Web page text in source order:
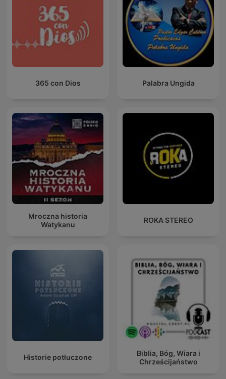
365 con Dios Palabra Ungida
Mroczna historia
Watykanu
ROKA STEREO
Historie potłuczone
Biblia, Bóg, Wiara i
Chrześcijaństwo